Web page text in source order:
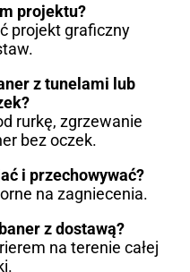
projektu?
projekt graficzny
z tunelami lub
rurkę, zgrzewanie
bez oczek.
i przechowywać?
na zagniecenia.
z dostawą?
na terenie całej